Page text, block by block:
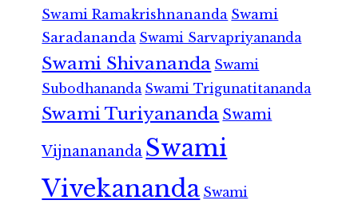
Swami Ramakrishnananda Swami
Saradananda Swami Sarvapriyananda
Swami Shivananda Swami
Subodhananda Swami Trigunatitananda
Swami Turiyananda Swami
Vijnanananda Swami
Vivekananda Swami